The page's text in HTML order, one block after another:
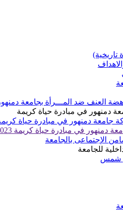
تاريخية)
العنف ضد المـــرأة بجامعة
دمنهور في مبادرة حياة كريمة
جامعة دمنهور في مبادرة حياة كريمة
دمنهور في مبادرة حياة كريمة 2023
الإجتماعى بالجامعة
للجامعة
شمس